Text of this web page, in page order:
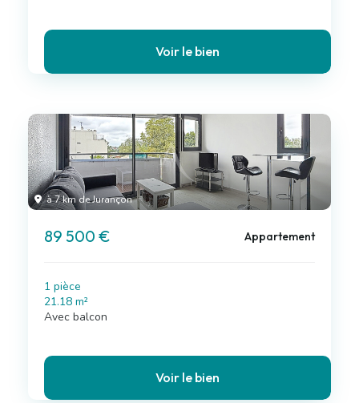
Voir le bien
à 7 km de Jurançon
89 500 € Appartement
1 pièce
21.18 m²
Avec balcon
Voir le bien